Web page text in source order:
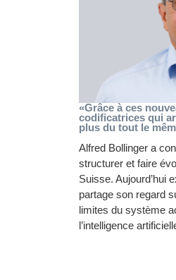
«Grâce à ces
codificatrices qui
plus du tout le
Alfred Bollinger a
structurer et faire
Suisse. Aujourd’hui
partage son regard
limites du système
l’intelligence